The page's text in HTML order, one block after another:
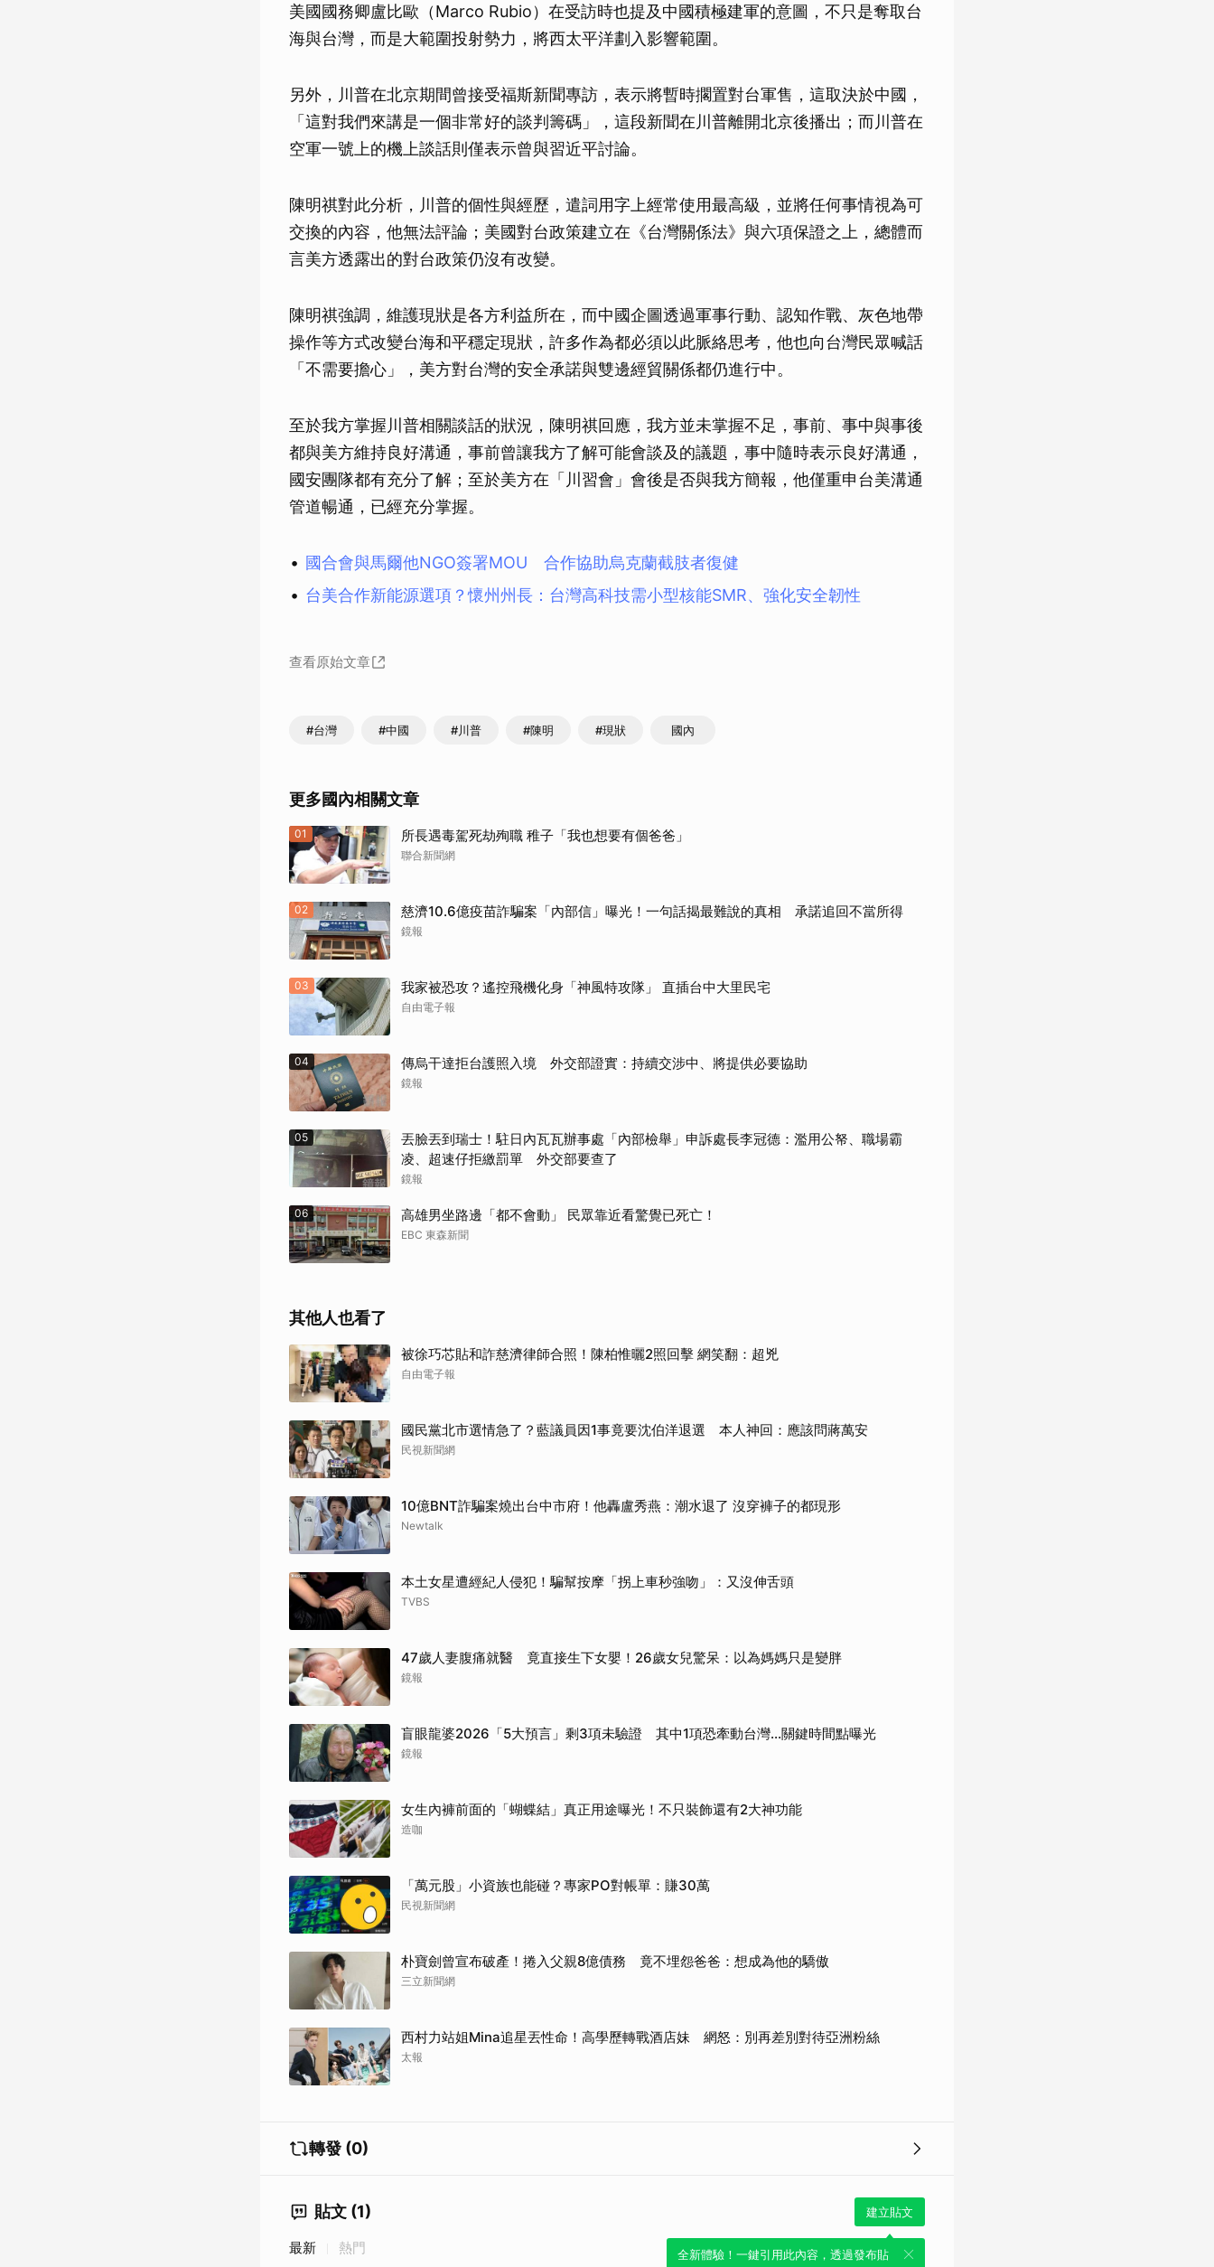
美國國務卿盧比歐（Marco Rubio）在受訪時也提及中國積極建軍的意圖，不只是奪取台
海與台灣，而是大範圍投射勢力，將西太平洋劃入影響範圍。
另外，川普在北京期間曾接受福斯新聞專訪，表示將暫時擱置對台軍售，這取決於中國，
「這對我們來講是一個非常好的談判籌碼」，這段新聞在川普離開北京後播出；而川普在
空軍一號上的機上談話則僅表示曾與習近平討論。
陳明祺對此分析，川普的個性與經歷，遣詞用字上經常使用最高級，並將任何事情視為可
交換的內容，他無法評論；美國對台政策建立在《台灣關係法》與六項保證之上，總體而
言美方透露出的對台政策仍沒有改變。
陳明祺強調，維護現狀是各方利益所在，而中國企圖透過軍事行動、認知作戰、灰色地帶
操作等方式改變台海和平穩定現狀，許多作為都必須以此脈絡思考，他也向台灣民眾喊話
「不需要擔心」，美方對台灣的安全承諾與雙邊經貿關係都仍進行中。
至於我方掌握川普相關談話的狀況，陳明祺回應，我方並未掌握不足，事前、事中與事後
都與美方維持良好溝通，事前曾讓我方了解可能會談及的議題，事中隨時表示良好溝通，
國安團隊都有充分了解；至於美方在「川習會」會後是否與我方簡報，他僅重申台美溝通
管道暢通，已經充分掌握。
國合會與馬爾他NGO簽署MOU 合作協助烏克蘭截肢者復健
台美合作新能源選項？懷州州長：台灣高科技需小型核能SMR、強化安全韌性
查看原始文章
#台灣 #中國 #川普 #陳明 #現狀 國內
更多國內相關文章
01 所長遇毒駕死劫殉職 稚子「我也想要有個爸爸」
聯合新聞網
02 慈濟10.6億疫苗詐騙案「內部信」曝光！一句話揭最難說的真相 承諾追回不當所得
鏡報
03 我家被恐攻？遙控飛機化身「神風特攻隊」 直插台中大里民宅
自由電子報
04 傳烏干達拒台護照入境 外交部證實：持續交涉中、將提供必要協助
鏡報
05
丟臉丟到瑞士！駐日內瓦瓦辦事處「內部檢舉」申訴處長李冠德：濫用公帑、職場霸
凌、超速仔拒繳罰單 外交部要查了
鏡報
06 高雄男坐路邊「都不會動」 民眾靠近看驚覺已死亡！
EBC 東森新聞
其他人也看了
被徐巧芯貼和詐慈濟律師合照！陳柏惟曬2照回擊 網笑翻：超兇
自由電子報
國民黨北市選情急了？藍議員因1事竟要沈伯洋退選 本人神回：應該問蔣萬安
民視新聞網
10億BNT詐騙案燒出台中市府！他轟盧秀燕：潮水退了 沒穿褲子的都現形
Newtalk
本土女星遭經紀人侵犯！騙幫按摩「拐上車秒強吻」：又沒伸舌頭
TVBS
47歲人妻腹痛就醫 竟直接生下女嬰！26歲女兒驚呆：以為媽媽只是變胖
鏡報
盲眼龍婆2026「5大預言」剩3項未驗證 其中1項恐牽動台灣...關鍵時間點曝光
鏡報
女生內褲前面的「蝴蝶結」真正用途曝光！不只裝飾還有2大神功能
造咖
「萬元股」小資族也能碰？專家PO對帳單：賺30萬
民視新聞網
朴寶劍曾宣布破產！捲入父親8億債務 竟不埋怨爸爸：想成為他的驕傲
三立新聞網
西村力站姐Mina追星丟性命！高學歷轉戰酒店妹 網怒：別再差別對待亞洲粉絲
太報
轉發 (0)
貼文 (1) 建立貼文
全新體驗！一鍵引用此內容，透過發布貼
最新 熱門
取消